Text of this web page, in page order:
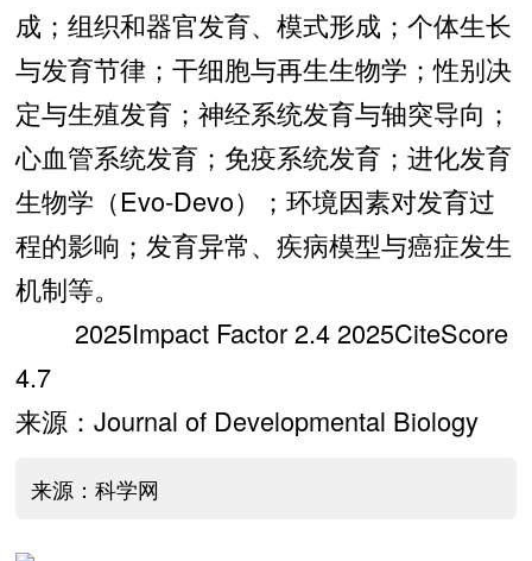
成；组织和器官发育、模式形成；个体生长
与发育节律；干细胞与再生生物学；性别决
定与生殖发育；神经系统发育与轴突导向；
心血管系统发育；免疫系统发育；进化发育
生物学（Evo-Devo）；环境因素对发育过
程的影响；发育异常、疾病模型与癌症发生
机制等。
2025Impact Factor 2.4 2025CiteScore
4.7
来源：Journal of Developmental Biology
来源：科学网